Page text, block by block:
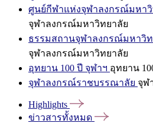
ศูนย์กีฬาแห่งจุฬาลงกรณ์มหา
จุฬาลงกรณ์มหาวิทยาลัย
ธรรมสถานจุฬาลงกรณ์มหาวิ
จุฬาลงกรณ์มหาวิทยาลัย
อุทยาน 100 ปี จุฬาฯ อุทยาน
จุฬาลงกรณ์ราชบรรณาลัย จุฬ
Highlights
ข่าวสารทั้งหมด